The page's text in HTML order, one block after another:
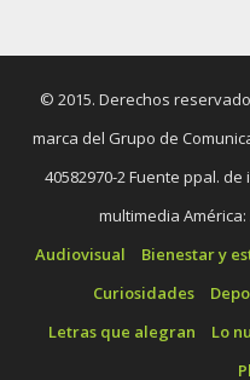
© 2015. Derechos
marca del Grupo de
40582970-2 Fuente ppal.
multimedia América:
Audiovisual
Bienestar y
Curiosidades
Letras que alegran
Lo